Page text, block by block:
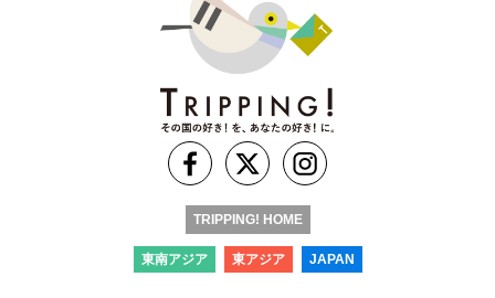
TRIPPING! HOME
東南アジア 東アジア JAPAN